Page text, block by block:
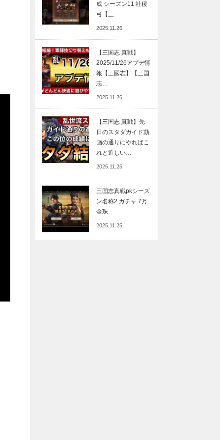
成 シーズン11 社稷
弓【三…
2025.11.26
【三国志 真戦】
2025/11/26アプデ情
報【三國志】【三国
志…
2025.11.26
【三国志 真戦】先
日のスタダガイド動
画の通りにやればこ
れと近しい…
2025.11.25
三国志真戦pkシーズ
ン名称2 ガチャ 7万
金珠
2025.11.25